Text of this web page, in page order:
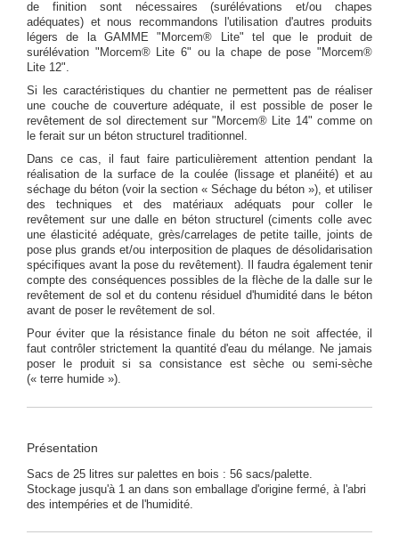
de finition sont nécessaires (surélévations et/ou chapes
adéquates) et nous recommandons l'utilisation d'autres produits
légers de la GAMME "Morcem® Lite" tel que le produit de
surélévation "Morcem® Lite 6" ou la chape de pose "Morcem®
Lite 12".
Si les caractéristiques du chantier ne permettent pas de réaliser
une couche de couverture adéquate, il est possible de poser le
revêtement de sol directement sur "Morcem® Lite 14" comme on
le ferait sur un béton structurel traditionnel.
Dans ce cas, il faut faire particulièrement attention pendant la
réalisation de la surface de la coulée (lissage et planéité) et au
séchage du béton (voir la section « Séchage du béton »), et utiliser
des techniques et des matériaux adéquats pour coller le
revêtement sur une dalle en béton structurel (ciments colle avec
une élasticité adéquate, grès/carrelages de petite taille, joints de
pose plus grands et/ou interposition de plaques de désolidarisation
spécifiques avant la pose du revêtement). Il faudra également tenir
compte des conséquences possibles de la flèche de la dalle sur le
revêtement de sol et du contenu résiduel d'humidité dans le béton
avant de poser le revêtement de sol.
Pour éviter que la résistance finale du béton ne soit affectée, il
faut contrôler strictement la quantité d'eau du mélange. Ne jamais
poser le produit si sa consistance est sèche ou semi-sèche
(« terre humide »).
Présentation
Sacs de 25 litres sur palettes en bois : 56 sacs/palette.
Stockage jusqu'à 1 an dans son emballage d'origine fermé, à l'abri
des intempéries et de l'humidité.